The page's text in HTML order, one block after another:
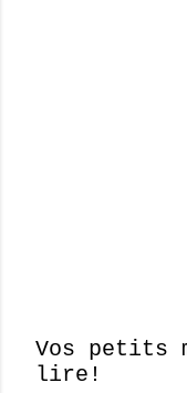
E
Vos petits
lire!